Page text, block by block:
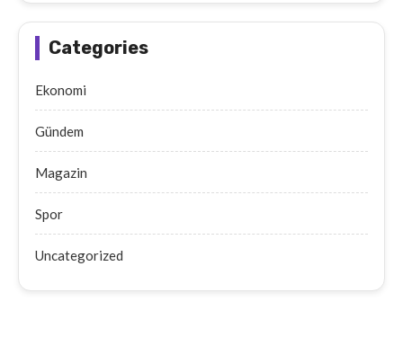
Categories
Ekonomi
Gündem
Magazin
Spor
Uncategorized